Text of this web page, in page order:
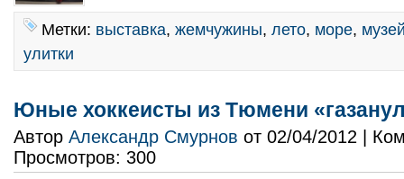
Метки: выставка, жемчужины, лето, море,
улитки
Юные хоккеисты из Тюмени
Автор Александр Смурнов от 02/04/2012 |
Просмотров: 300